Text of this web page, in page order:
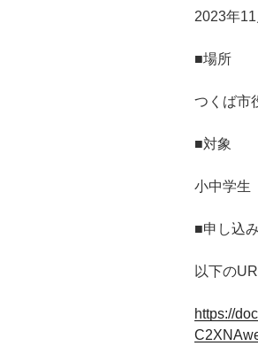
2023年
■場所
つくば市
■対象
小中学生
■申し込み
以下の
https://